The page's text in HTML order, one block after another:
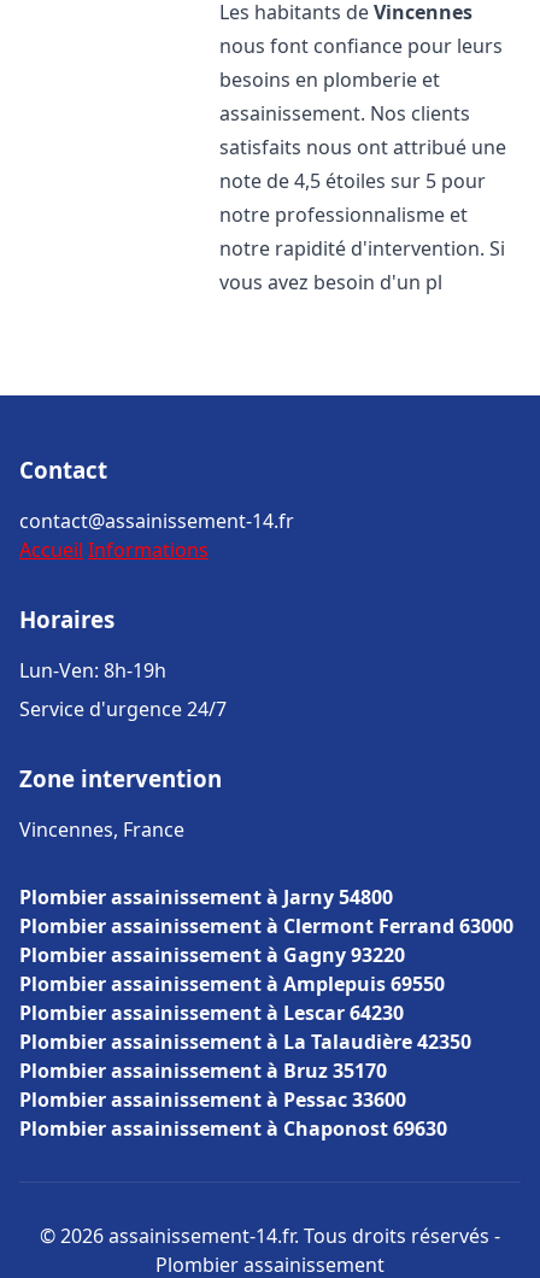
Les habitants deVincennes
nous font confiance pour leurs
besoins en plomberie et
assainissement. Nos clients
satisfaits nous ont attribué une
note de 4,5 étoiles sur 5 pour
notre professionnalisme et
notre rapidité d'intervention. Si
vous avez besoin d'un pl
Contact
contact@assainissement-14.fr
Accueil Informations
Horaires
Lun-Ven: 8h-19h
Service d'urgence 24/7
Zone intervention
Vincennes, France
Plombier assainissement à Jarny 54800
Plombier assainissement à Clermont Ferrand 63000
Plombier assainissement à Gagny 93220
Plombier assainissement à Amplepuis 69550
Plombier assainissement à Lescar 64230
Plombier assainissement à La Talaudière 42350
Plombier assainissement à Bruz 35170
Plombier assainissement à Pessac 33600
Plombier assainissement à Chaponost 69630
© 2026 assainissement-14.fr. Tous droits réservés -
Plombier assainissement